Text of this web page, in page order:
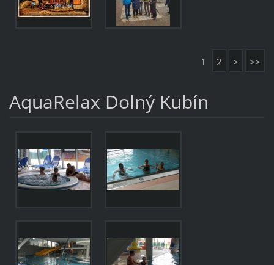
1 2 > >>
AquaRelax Dolný Kubín